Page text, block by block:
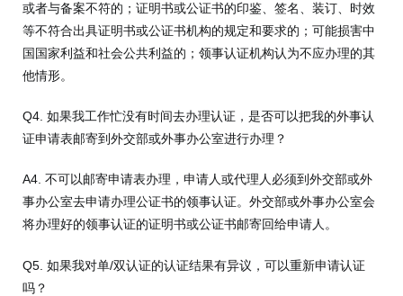
或者与备案不符的；证明书或公证书的印鉴、签名、装订、时效
等不符合出具证明书或公证书机构的规定和要求的；可能损害中
国国家利益和社会公共利益的；领事认证机构认为不应办理的其
他情形。
Q4. 如果我工作忙没有时间去办理认证，是否可以把我的外事认
证申请表邮寄到外交部或外事办公室进行办理？
A4. 不可以邮寄申请表办理，申请人或代理人必须到外交部或外
事办公室去申请办理公证书的领事认证。外交部或外事办公室会
将办理好的领事认证的证明书或公证书邮寄回给申请人。
Q5. 如果我对单/双认证的认证结果有异议，可以重新申请认证
吗？